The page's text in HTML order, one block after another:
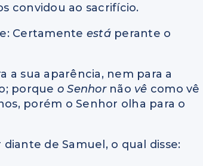
convidou ao sacrifício.
Certamente está perante o
a sua aparência, nem para a
porque o Senhor não vê como vê
porém o Senhor olha para o
de Samuel, o qual disse: